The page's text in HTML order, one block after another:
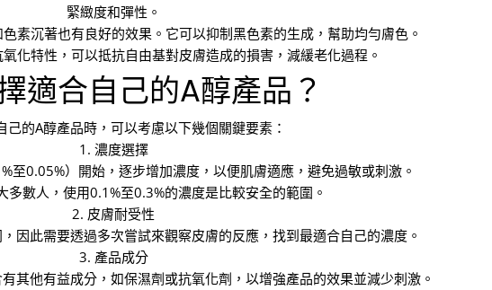
緊緻度和彈性。
素沉著也有良好的效果。它可以抑制黑色素的生成，幫助均勻膚色。
化特性，可以抵抗自由基對皮膚造成的損害，減緩老化過程。
適合自己的A醇產品？
己的A醇產品時，可以考慮以下幾個關鍵要素：
1. 濃度選擇
至0.05%）開始，逐步增加濃度，以便肌膚適應，避免過敏或刺激。
多數人，使用0.1%至0.3%的濃度是比較安全的範圍。
2. 皮膚耐受性
因此需要透過多次嘗試來觀察皮膚的反應，找到最適合自己的濃度。
3. 產品成分
其他有益成分，如保濕劑或抗氧化劑，以增強產品的效果並減少刺激。